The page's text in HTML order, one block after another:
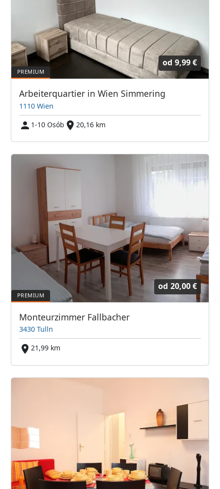
od 9,99 €
Arbeiterquartier in Wien Simmering
1110 Wien
1-10 Osób
20,16 km
od 20,00 €
Monteurzimmer Fallbacher
3430 Tulln
21,99 km